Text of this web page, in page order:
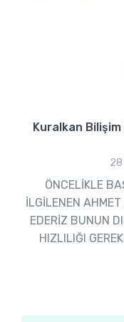
Kuralkan Bilişim
28
ÖNCELİKLE
İLGİLENEN AHMET
EDERİZ BUNUN
HIZLILIĞI